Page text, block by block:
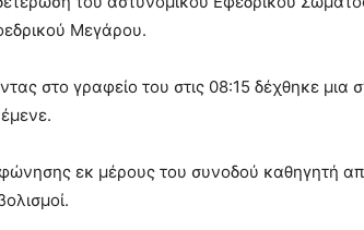
Μεγάρου.
στο γραφείο του στις 08:15 δέχθηκε μια
εκ μέρους του συνοδού καθηγητή